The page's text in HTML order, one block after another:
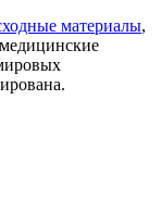
материалы,